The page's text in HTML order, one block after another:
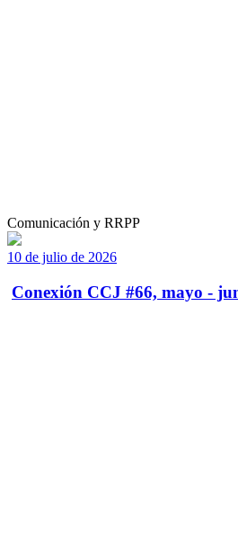
Comunicación y RRPP
10 de julio de 2026
Conexión CCJ #66, mayo -